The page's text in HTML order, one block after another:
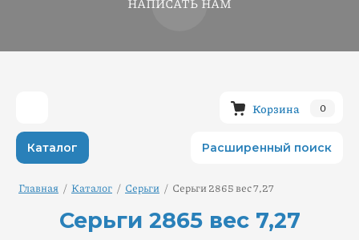
Корзина 0
Каталог Расширенный поиск
Главная / Каталог / Серьги / Серьги 2865 вес 7,27
Серьги 2865 вес 7,27